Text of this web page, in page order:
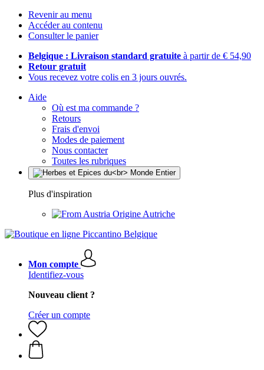
Revenir au menu
Accéder au contenu
Consulter le panier
Belgique : Livraison standard gratuite à partir de € 54,90
Retour gratuit
Vous recevez votre colis en 3 jours ouvrés.
Aide
Où est ma commande ?
Retours
Frais d'envoi
Modes de paiement
Nous contacter
Toutes les rubriques
Plus d'inspiration
Origine Autriche
Mon compte
Identifiez-vous
Nouveau client ?
Créer un compte